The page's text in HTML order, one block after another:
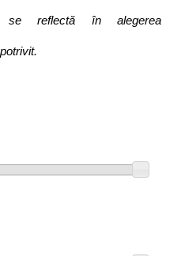
se reflectă în alegerea